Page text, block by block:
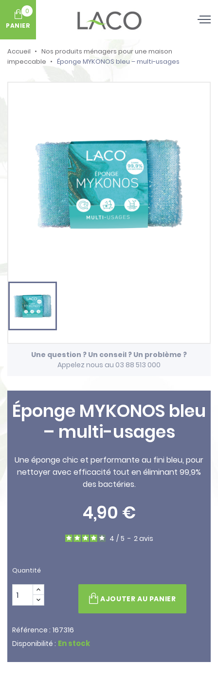
0
PANIER
Accueil
Nos produits ménagers pour une maison
impeccable
Éponge MYKONOS bleu – multi-usages
Une question ? Un conseil ? Un problème ?
Appelez nous au 03 88 513 000
Éponge MYKONOS bleu
– multi-usages
Une éponge chic et performante au fini bleu, pour
nettoyer avec efficacité tout en éliminant 99,9%
des bactéries.
4,90 €
4 / 5 - 2avis
Quantité
AJOUTER AU PANIER
Référence : 167316
Disponibilité : En stock